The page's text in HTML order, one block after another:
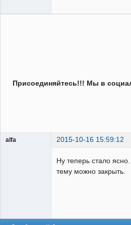
Присоединяйтесь!!! Мы в
alfa 2015-10-16 15:59:12
Ну теперь стало
тему можно закрыть.